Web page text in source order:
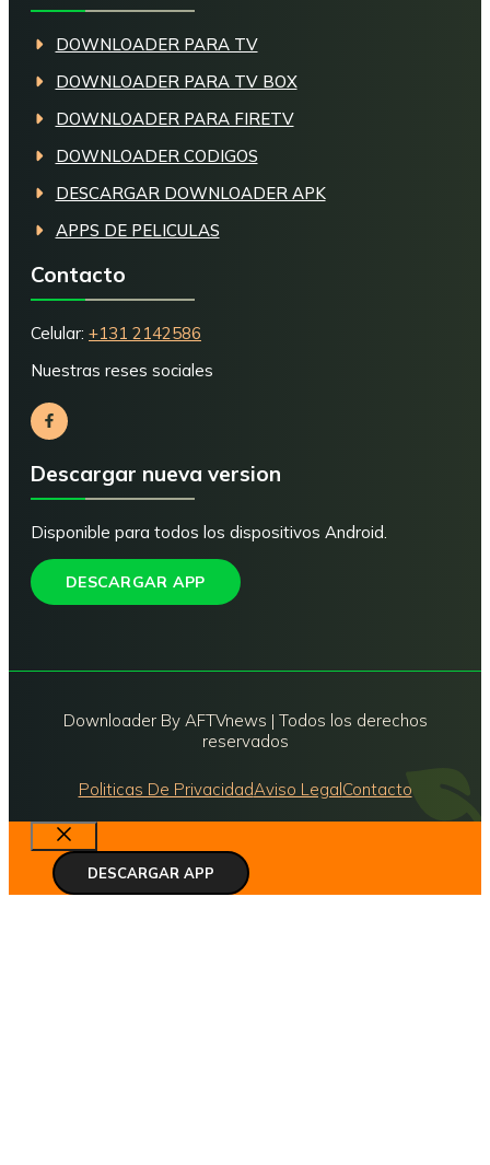
DOWNLOADER PARA TV
DOWNLOADER PARA TV BOX
DOWNLOADER PARA FIRETV
DOWNLOADER CODIGOS
DESCARGAR DOWNLOADER APK
APPS DE PELICULAS
Contacto
Celular: +131 2142586
Nuestras reses sociales
Descargar nueva version
Disponible para todos los dispositivos Android.
DESCARGAR APP
Downloader By AFTVnews | Todos los derechos
reservados
Politicas De PrivacidadAviso LegalContacto
Cerrar
DESCARGAR APP